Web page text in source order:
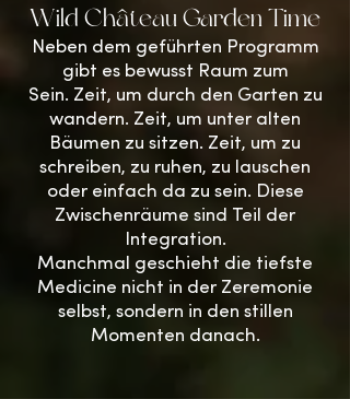
Wild Château Garden Time
Neben dem geführten Programm
gibt es bewusst Raum zum
Sein. Zeit, um durch den Garten zu
wandern. Zeit, um unter alten
Bäumen zu sitzen. Zeit, um zu
schreiben, zu ruhen, zu lauschen
oder einfach da zu sein. Diese
Zwischenräume sind Teil der
Integration.
Manchmal geschieht die tiefste
Medicine nicht in der Zeremonie
selbst, sondern in den stillen
Momenten danach.